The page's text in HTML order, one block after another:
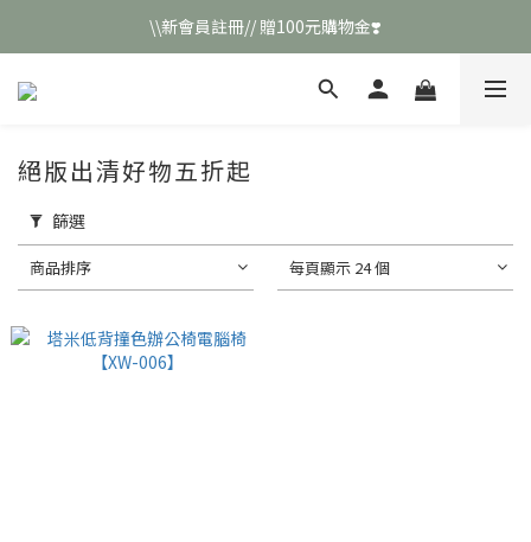
\\新會員註冊// 贈100元購物金❣️
\\新會員註冊// 贈100元購物金❣️
LINE好友招募\\ 回答數字 領取50元折扣碼 //
絕版出清好物五折起
篩選
商品排序 每頁顯示 24 個